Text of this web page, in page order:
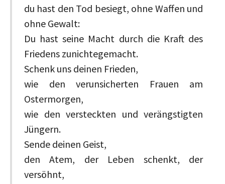
du hast den Tod besiegt, ohne Waffen und
ohne Gewalt:
Du hast seine Macht durch die Kraft des
Friedens zunichtegemacht.
Schenk uns deinen Frieden,
wie den verunsicherten Frauen am
Ostermorgen,
wie den versteckten und verängstigten
Jüngern.
Sende deinen Geist,
den Atem, der Leben schenkt, der
versöhnt,